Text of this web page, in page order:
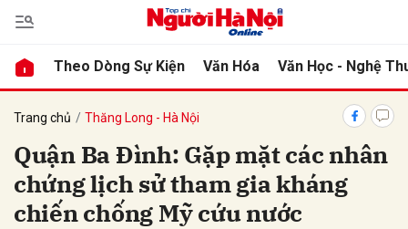
Theo Dòng Sự Kiện Văn Hóa Văn Học - Nghệ
Trang chủ Thăng Long - Hà Nội
Quận Ba Đình: Gặp mặt các nhân
chứng lịch sử tham gia kháng
chiến chống Mỹ cứu nước
luận